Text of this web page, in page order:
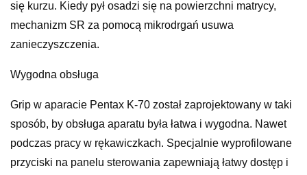
się kurzu. Kiedy pył osadzi się na powierzchni matrycy,
mechanizm SR za pomocą mikrodrgań usuwa
zanieczyszczenia.
Wygodna obsługa
Grip w aparacie Pentax K-70 został zaprojektowany w taki
sposób, by obsługa aparatu była łatwa i wygodna. Nawet
podczas pracy w rękawiczkach. Specjalnie wyprofilowane
przyciski na panelu sterowania zapewniają łatwy dostęp i